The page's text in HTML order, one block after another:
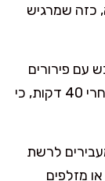
כזה שמרגיש
יבש עם פירורים
לחים (לא רטוב). אני מתחילה לבדוק אחרי 40 דקות, כי
ומעבירים לרשת
מזלפים